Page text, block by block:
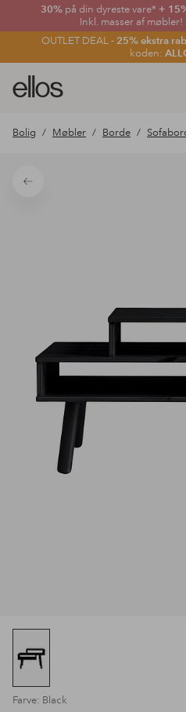
30% på din dyreste vare* +
Inkl. masser af møbler!
OUTLET DEAL - 25% ekstra
koden:
Ellos
logo
gå
forsiden
Bolig Møbler Borde
Tilbage
Farve: Black